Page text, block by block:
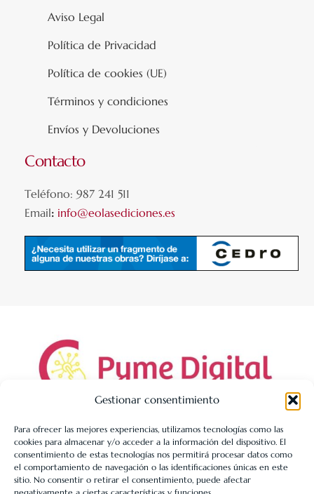
Gestionar consentimiento
Para ofrecer las mejores experiencias, utilizamos tecnologías como las
cookies para almacenar y/o acceder a la información del dispositivo. El
consentimiento de estas tecnologías nos permitirá procesar datos como
el comportamiento de navegación o las identificaciones únicas en este
sitio. No consentir o retirar el consentimiento, puede afectar
Aviso Legal
Política de Privacidad
Política de cookies (UE)
Términos y condiciones
Envíos y Devoluciones
Contacto
Teléfono: 987 241 511
Email: info@eolasediciones.es
LIBRERÍA UNIVERSITARIA LEÓN 1980 SLL ha sido beneficiaria
de Fondos Europeos, cuyo objetivo es la mejora de la
competitividad de las PYMES, y gracias al cual ha puesto en